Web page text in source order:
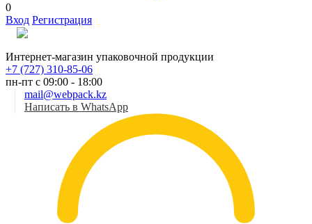
0
Вход Регистрация
Интернет-магазин упаковочной продукции
+7 (727) 310-85-06
пн-пт с 09:00 - 18:00
mail@webpack.kz
Написать в WhatsApp